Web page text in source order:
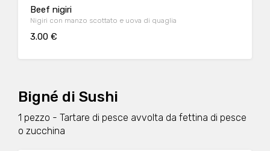
Beef nigiri
Nigiri con manzo scottato e uova di quaglia
3.00 €
Bigné di Sushi
1 pezzo - Tartare di pesce avvolta da fettina di pesce
o zucchina